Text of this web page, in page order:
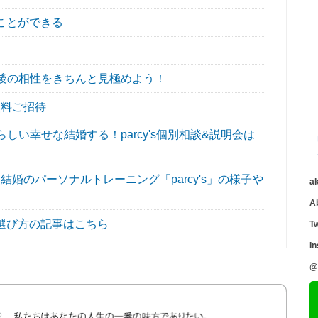
とができる
相性をきちんと見極めよう！
ご招待
い幸せな結婚する！parcy's個別相談&説明会は
婚のパーソナルトレーニング「parcy's」の様子や
び方の記事はこちら